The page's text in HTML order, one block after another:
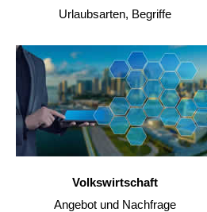
Urlaubsarten, Begriffe
Volkswirtschaft
Angebot und Nachfrage